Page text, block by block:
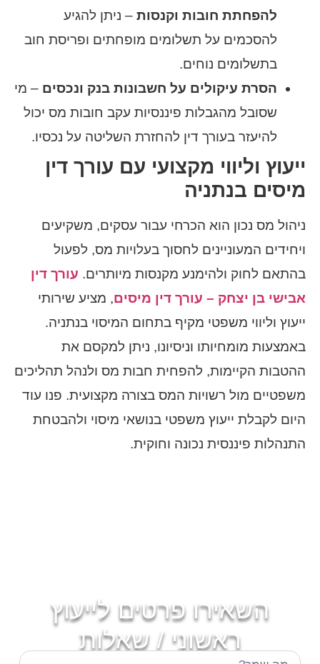
להפחתת חובות וקנסות – ניתן להגיע
להסכמים על תשלומים מופחתים ופריסת חוב
בתשלומים נוחים.
הסרת עיקולים על חשבונות בנק ונכסים – מי
שסובל מהגבלות פיננסיות עקב חובות מס יכול
להיעזר בעורך דין להחזרת השליטה על נכסיו.
ייעוץ וליווי מקצועי עם עורך דין
מיסים בנתניה
ניהול מס נכון הוא הכרחי עבור עסקים, משקיעים
ויחידים המעוניינים לחסוך בעלויות מס, לפעול
בהתאם לחוק ולהימנע מקנסות מיותרים. עורך דין
אבישי בן יצחק – עורך דין מיסים, מציע שירותי
ייעוץ וליווי משפטי מקיף בתחום המיסוי בנתניה.
באמצעות מומחיותו וניסיונו, ניתן למקסם את
ההטבות הקיימות, להפחית חבות מס ולנהל תהליכים
משפטיים מול רשויות המס בצורה מקצועית. פנו עוד
היום לקבלת ייעוץ משפטי בנושאי מיסוי ולהבטחת
התנהלות פיננסית נכונה וחוקית.
השאירו פרטים לייעוץ
ראשוני / שאלות